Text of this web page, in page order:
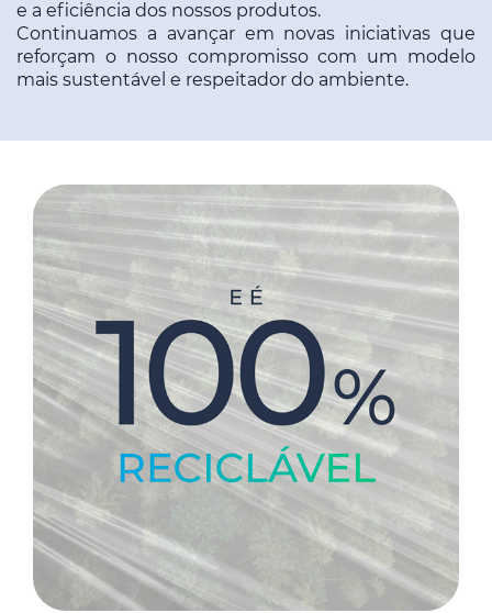
e a eficiência dos nossos produtos.
Continuamos a avançar em novas iniciativas que
reforçam o nosso compromisso com um modelo
mais sustentável e respeitador do ambiente.